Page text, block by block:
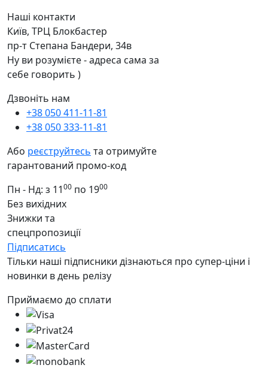
Наші контакти
Київ, ТРЦ Блокбастер
пр-т Степана Бандери, 34в
Ну ви розумієте - адреса сама за
себе говорить )
Дзвоніть нам
+38 050 411-11-81
+38 050 333-11-81
Або реєструйтесь та отримуйте
гарантований промо-код
Пн - Нд: з 1100 по 1900
Без вихідних
Знижки та
спецпропозиції
Підписатись
Тільки наші підписники дізнаються про супер-ціни і
новинки в день релізу
Приймаємо до сплати